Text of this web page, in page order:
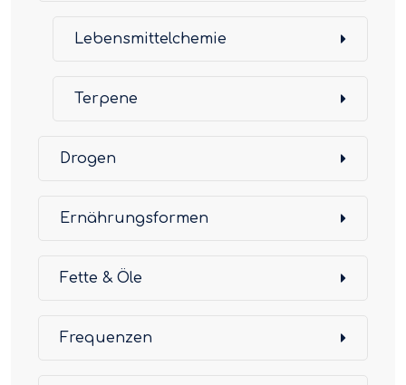
Lebensmittelchemie
Terpene
Drogen
Ernährungsformen
Fette & Öle
Frequenzen